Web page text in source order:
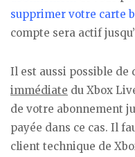
supprimer votre carte
compte sera actif
Il est aussi possible de
immédiate du Xbox
de votre abonnement
payée dans ce cas. Il
client technique de